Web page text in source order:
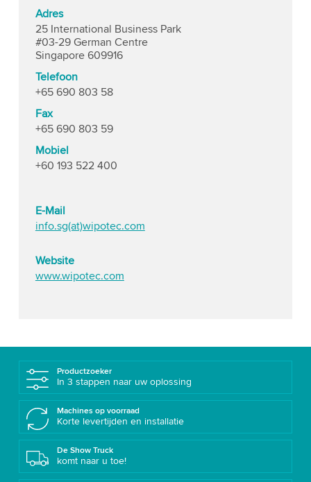
Adres
25 International Business Park
#03-29 German Centre
Singapore 609916
Telefoon
+65 690 803 58
Fax
+65 690 803 59
Mobiel
+60 193 522 400
E-Mail
info.sg(at)wipotec.com
Website
www.wipotec.com
Productzoeker
In 3 stappen naar uw oplossing
Machines op voorraad
Korte levertijden en installatie
De Show Truck
komt naar u toe!